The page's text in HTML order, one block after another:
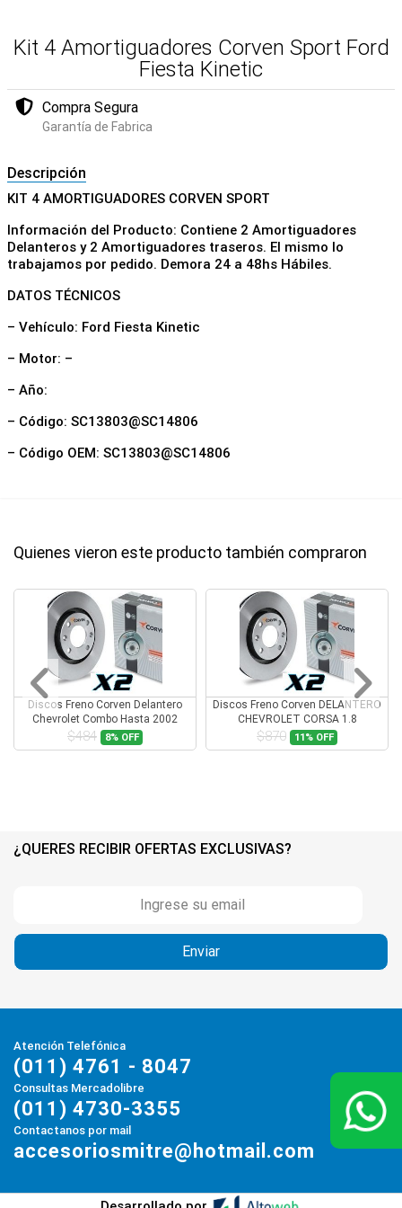
Kit 4 Amortiguadores Corven Sport Ford
Fiesta Kinetic
Compra Segura
Garantía de Fabrica
Descripción
KIT 4 AMORTIGUADORES CORVEN SPORT
Información del Producto: Contiene 2 Amortiguadores
Delanteros y 2 Amortiguadores traseros. El mismo lo
trabajamos por pedido. Demora 24 a 48hs Hábiles.
DATOS TÉCNICOS
– Vehículo: Ford Fiesta Kinetic
– Motor: –
– Año:
– Código: SC13803@SC14806
– Código OEM: SC13803@SC14806
Quienes vieron este producto también compraron
Discos Freno Corven Delantero
Chevrolet Combo Hasta 2002
$484 8% OFF
Discos Freno Corven DELANTERO
CHEVROLET CORSA 1.8
$870 11% OFF
¿QUERES RECIBIR OFERTAS EXCLUSIVAS?
Atención Telefónica
(011) 4761 - 8047
Consultas Mercadolibre
(011) 4730-3355
Contactanos por mail
accesoriosmitre@hotmail.com